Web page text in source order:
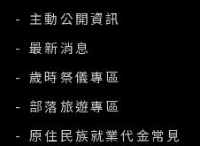
- 主動公開資訊
- 最新消息
- 歲時祭儀專區
- 部落旅遊專區
- 原住民族就業代金常見